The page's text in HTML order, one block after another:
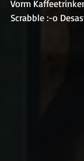
Vorm
Scrabble :-o